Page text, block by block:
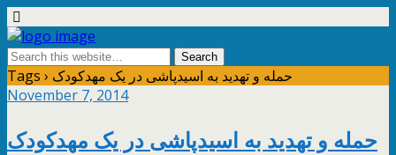
Tags › حمله و تهدید به اسیدپاشی در یک مهدکودک
November 7, 2014
حمله و تهدید به اسیدپاشی در یک مهدکودک